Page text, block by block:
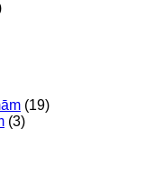
(19)
(3)